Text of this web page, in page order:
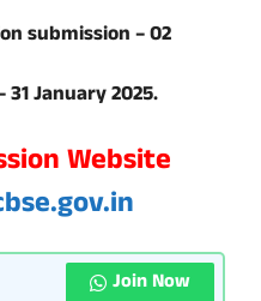
submission – 02
January 2025.
Website
Join Now